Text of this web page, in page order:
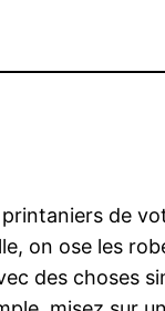
de
on ose les
des choses